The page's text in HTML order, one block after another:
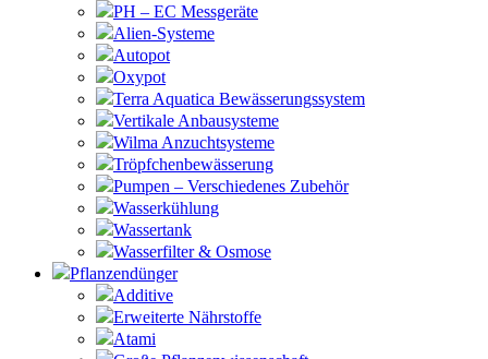
PH – EC Messgeräte
Alien-Systeme
Autopot
Oxypot
Terra Aquatica Bewässerungssystem
Vertikale Anbausysteme
Wilma Anzuchtsysteme
Tröpfchenbewässerung
Pumpen – Verschiedenes Zubehör
Wasserkühlung
Wassertank
Wasserfilter & Osmose
Pflanzendünger
Additive
Erweiterte Nährstoffe
Atami